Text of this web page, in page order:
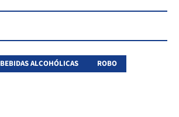
BEBIDAS ALCOHÓLICAS
ROBO